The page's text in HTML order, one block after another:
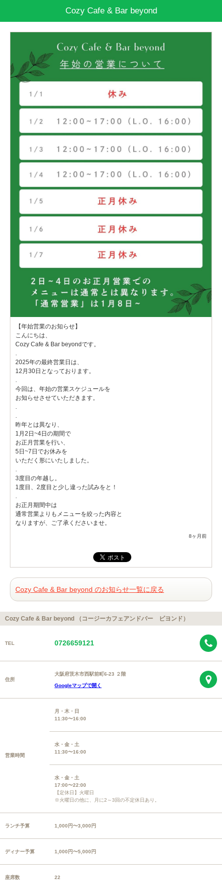
Cozy Cafe & Bar beyond
【年始営業のお知らせ】
こんにちは、
Cozy Cafe & Bar beyondです。
2025年の最終営業日は、
12月30日となっております。
今回は、年始の営業スケジュールを
お知らせさせていただきます。
昨年とは異なり、
1月2日~4日の期間で
お正月営業を行い、
5日~7日でお休みを
いただく形にいたしました。
3度目の年越し。
1度目、2度目と少し違った試みをと！
お正月期間中は
通常営業よりもメニューを絞った内容と
なりますが、ご了承くださいませ。
8ヶ月前
Cozy Cafe & Bar beyond のお知らせ一覧に戻る
Cozy Cafe & Bar beyond （コージーカフェアンドバー ビヨンド）
TEL 0726659121
住所
大阪府茨木市西駅前町6-23 ２階
Googleマップで開く
営業時間
月・木・日
11:30〜16:00
水・金・土
11:30〜16:00
水・金・土
17:00〜22:00
【定休日】火曜日
※火曜日の他に、月に2～3回の不定休日あり。
ランチ予算 1,000円〜3,000円
ディナー予算 1,000円〜5,000円
座席数 22